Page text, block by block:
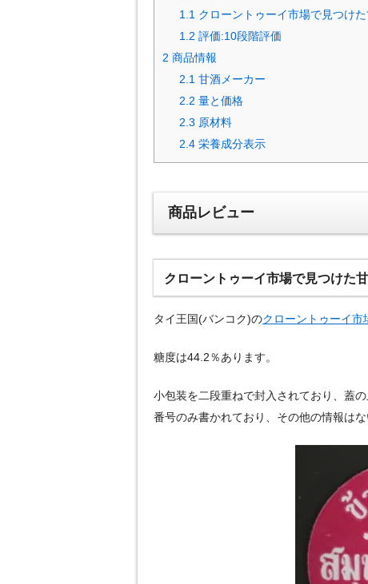
1.1 クローントゥーイ市場で見つけ
1.2 評価:10段階評価
2 商品情報
2.1 甘酒メーカー
2.2 量と価格
2.3 原材料
2.4 栄養成分表示
商品レビュー
クローントゥーイ市場で見つけた
タイ王国(バンコク)のクローントゥーイ市
糖度は44.2％あります。
小包装を二段重ねで封入されており、蓋
番号のみ書かれており、その他の情報は